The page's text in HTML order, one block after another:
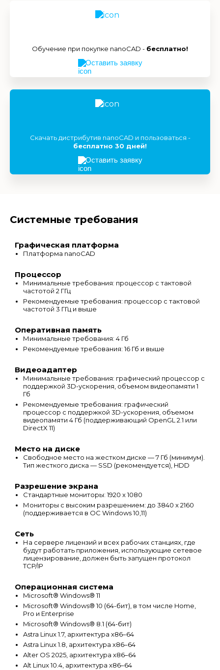
Обучение при покупке nanoCAD - бесплатно!
Оставить заявку
Скачать дистрибутив nanoCAD и пользоваться -
бесплатно 30 дней!
Оставить заявку
Системные требования
Графическая платформа
Платформа nanoCAD
Процессор
Минимальные требования: процессор с тактовой
частотой 2 ГГц
Рекомендуемые требования: процессор с тактовой
частотой 3 ГГц и выше
Оперативная память
Минимальные требования: 4 Гб
Рекомендуемые требования: 16 Гб и выше
Видеоадаптер
Минимальные требования: графический процессор с
поддержкой 3D-ускорения, объемом видеопамяти 1
Гб
Рекомендуемые требования: графический
процессор с поддержкой 3D-ускорения, объемом
видеопамяти 4 Гб (поддерживающий OpenGL 2.1 или
DirectX 11)
Место на диске
Свободное место на жестком диске — 7 Гб (минимум).
Тип жесткого диска — SSD (рекомендуется), HDD
Разрешение экрана
Стандартные мониторы: 1920 x 1080
Мониторы с высоким разрешением: до 3840 x 2160
(поддерживается в ОС Windows 10,11)
Сеть
На сервере лицензий и всех рабочих станциях, где
будут работать приложения, использующие сетевое
лицензирование, должен быть запущен протокол
TCP/IP
Операционная система
Microsoft® Windows® 11
Microsoft® Windows® 10 (64-бит), в том числе Home,
Pro и Enterprise
Microsoft® Windows® 8.1 (64-бит)
Astra Linux 1.7, архитектура x86–64
Astra Linux 1.8, архитектура x86–64
Alter OS 2025, архитектура x86–64
Alt Linux 10.4, архитектура x86–64